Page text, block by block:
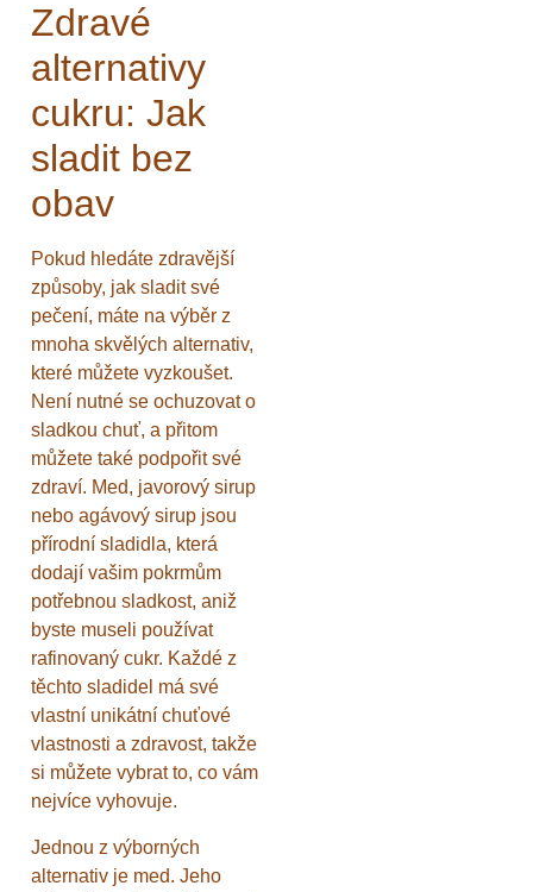
Zdravé
alternativy
cukru: Jak
sladit bez
obav
Pokud hledáte zdravější
způsoby, jak sladit své
pečení, máte na výběr z
mnoha skvělých alternativ,
které můžete vyzkoušet.
Není nutné se ochuzovat o
sladkou chuť, a přitom
můžete také podpořit své
zdraví. Med, javorový sirup
nebo agávový sirup jsou
přírodní sladidla, která
dodají vašim pokrmům
potřebnou sladkost, aniž
byste museli používat
rafinovaný cukr. Každé z
těchto sladidel má své
vlastní unikátní chuťové
vlastnosti a zdravost, takže
si můžete vybrat to, co vám
nejvíce vyhovuje.
Jednou z výborných
alternativ je med. Jeho